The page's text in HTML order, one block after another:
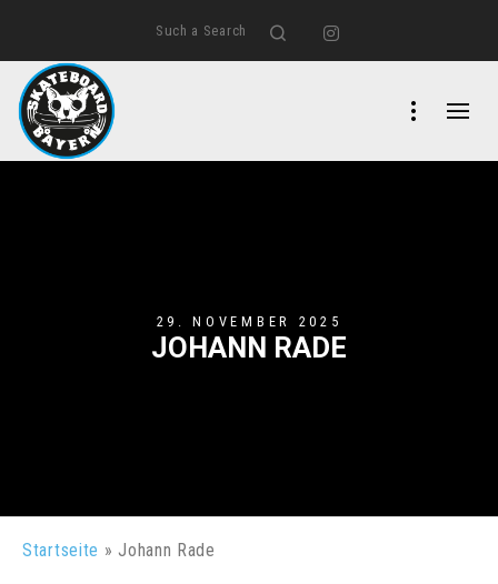
Such a Search SearchInstagram
29. NOVEMBER 2025
JOHANN RADE
Startseite »Johann Rade